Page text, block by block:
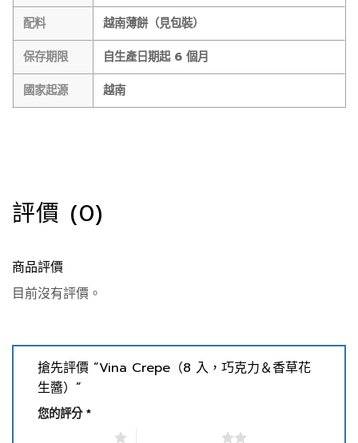
配料
越南薄餅（見包裝）
保存期限
自生產日期起 6 個月
國家起源
越南
評價 (0)
商品評價
目前沒有評價。
搶先評價 “Vina Crepe（8 入，巧克力＆香草花
生醬）”
您的評分*